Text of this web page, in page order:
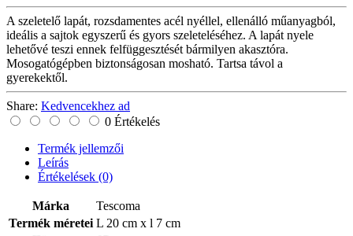
A szeletelő lapát, rozsdamentes acél nyéllel, ellenálló műanyagból,
ideális a sajtok egyszerű és gyors szeleteléséhez. A lapát nyele
lehetővé teszi ennek felfüggesztését bármilyen akasztóra.
Mosogatógépben biztonságosan mosható. Tartsa távol a
gyerekektől.
Share: Kedvencekhez ad
0 Értékelés
Termék jellemzői
Leírás
Értékelések (0)
Márka
Tescoma
Termék méretei L 20 cm x l 7 cm